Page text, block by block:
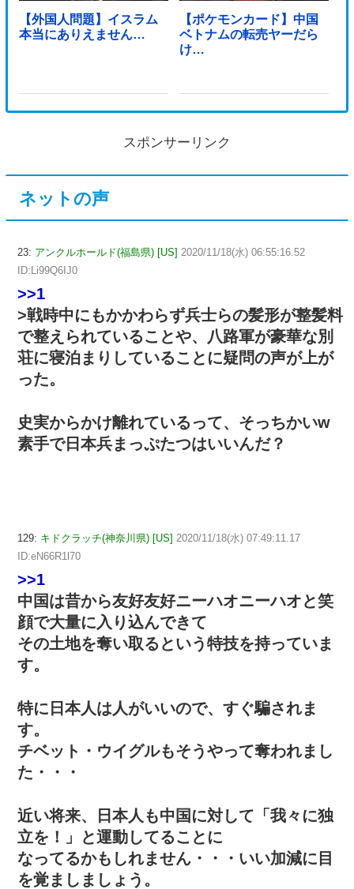
【外国人問題】イスラム
本当にありえません…
【ポケモンカード】中国
ベトナムの転売ヤーだら
け…
スポンサーリンク
ネットの声
23: アンクルホールド(福島県) [US] 2020/11/18(水) 06:55:16.52
ID:Li99Q6IJ0
>>1
>戦時中にもかかわらず兵士らの髪形が整髪料
で整えられていることや、八路軍が豪華な別
荘に寝泊まりしていることに疑問の声が上が
った。
史実からかけ離れているって、そっちかいw
素手で日本兵まっぷたつはいいんだ？
129: キドクラッチ(神奈川県) [US] 2020/11/18(水) 07:49:11.17
ID:eN66R1l70
>>1
中国は昔から友好友好ニーハオニーハオと笑
顔で大量に入り込んできて
その土地を奪い取るという特技を持っていま
す。
特に日本人は人がいいので、すぐ騙されま
す。
チベット・ウイグルもそうやって奪われまし
た・・・
近い将来、日本人も中国に対して「我々に独
立を！」と運動してることに
なってるかもしれません・・・いい加減に目
を覚ましましょう。